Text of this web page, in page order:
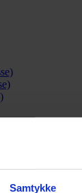
Samtykke